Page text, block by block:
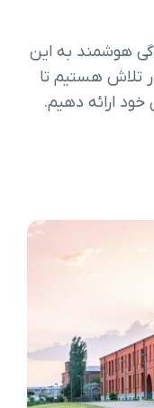
هوشمند به این
تلاش هستیم تا
خود ارائه دهیم.